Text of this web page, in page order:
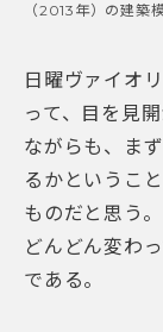
（2013年）の建築
日曜ヴァイオ
って、目を見
ながらも、ま
るかというこ
ものだと思う
どんどん変わ
である。